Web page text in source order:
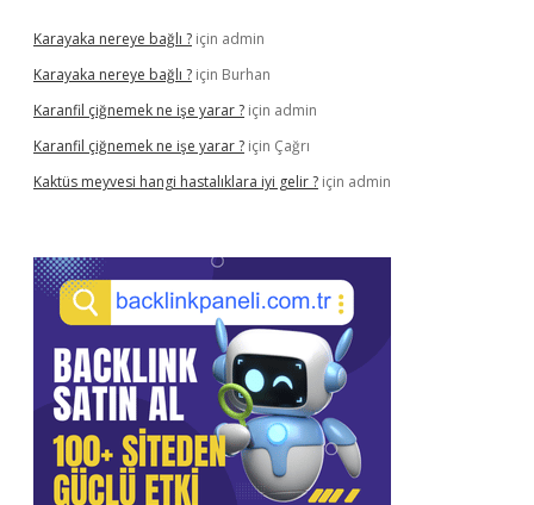
Karayaka nereye bağlı ? için admin
Karayaka nereye bağlı ? için Burhan
Karanfil çiğnemek ne işe yarar ? için admin
Karanfil çiğnemek ne işe yarar ? için Çağrı
Kaktüs meyvesi hangi hastalıklara iyi gelir ? için admin